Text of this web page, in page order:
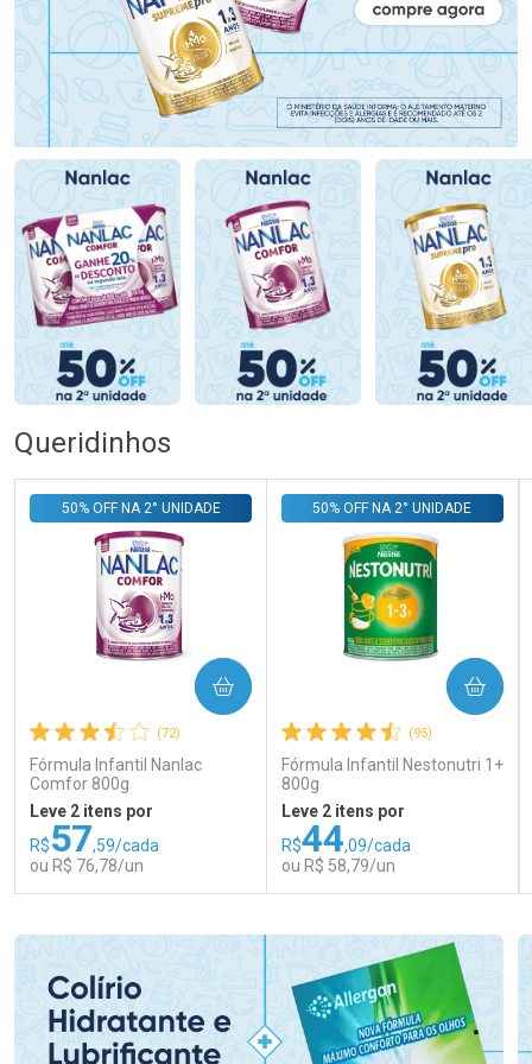
Queridinhos
(72)
Fórmula Infantil Nanlac
Comfor 800g
50% OFF NA 2° UNIDADE
Leve 2 itens por
R$57,59/cada
ou R$ 76,78/un
COMPRAR
(95)
Fórmula Infantil Nestonutri 1+
800g
50% OFF NA 2° UNIDADE
Leve 2 itens por
R$44,09/cada
ou R$ 58,79/un
COMPRAR
Laboratório
Por Menos